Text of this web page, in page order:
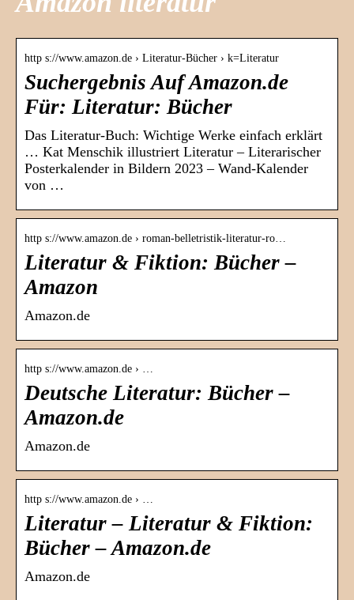
http s://www.amazon.de › Literatur-Bücher › k=Literatur
Suchergebnis Auf Amazon.de
Für: Literatur: Bücher
Das Literatur-Buch: Wichtige Werke einfach erklärt
… Kat Menschik illustriert Literatur – Literarischer
Posterkalender in Bildern 2023 – Wand-Kalender
von …
http s://www.amazon.de › roman-belletristik-literatur-ro…
Literatur & Fiktion: Bücher –
Amazon
Amazon.de
http s://www.amazon.de › …
Deutsche Literatur: Bücher –
Amazon.de
Amazon.de
http s://www.amazon.de › …
Literatur – Literatur & Fiktion:
Bücher – Amazon.de
Amazon.de